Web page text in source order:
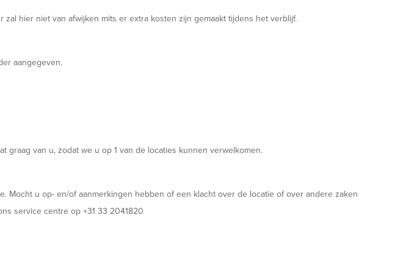
hier niet van afwijken mits er extra kosten zijn gemaakt tijdens het verblijf.
aangegeven.
graag van u, zodat we u op 1 van de locaties kunnen verwelkomen.
u op- en/of aanmerkingen hebben of een klacht over de locatie of over andere zaken
service centre op +31 33 2041820